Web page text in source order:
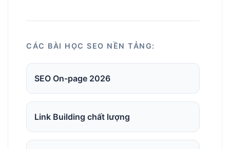
CÁC BÀI HỌC SEO NỀN TẢNG:
SEO On-page 2026
Link Building chất lượng